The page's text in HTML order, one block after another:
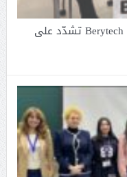
مذكرة تفاهم بين وزارة التكنولوجيا و Berytech تشدّد على